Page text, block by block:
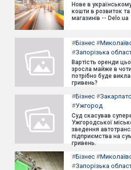
Нове в
кошти в розвиток
магазинів -- Delo.ua
#Бізнес #
#Запорізька
Вартість оренди
зросла майже в
потрібно буде
гривень?
#Бізнес #
#Ужгород
Суд скасував
Ужгородської
зведення
підприємства на
гривень.
#Бізнес #
#Запорізька